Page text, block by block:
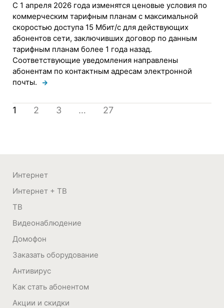
С 1 апреля 2026 года изменятся ценовые условия по
коммерческим тарифным планам с максимальной
скоростью доступа 15 Мбит/с для действующих
абонентов сети, заключивших договор по данным
тарифным планам более 1 года назад.
Соответствующие уведомления направлены
абонентам по контактным адресам электронной
почты.
1 2 3 … 27
Интернет
Интернет + ТВ
ТВ
Видеонаблюдение
Домофон
Заказать оборудование
Антивирус
Как стать абонентом
Акции и скидки